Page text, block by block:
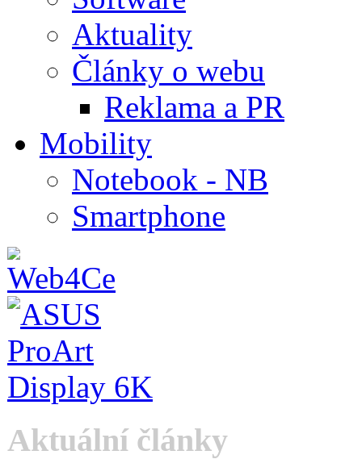
Aktuality
Články o webu
Reklama a PR
Mobility
Notebook - NB
Smartphone
Aktuální články